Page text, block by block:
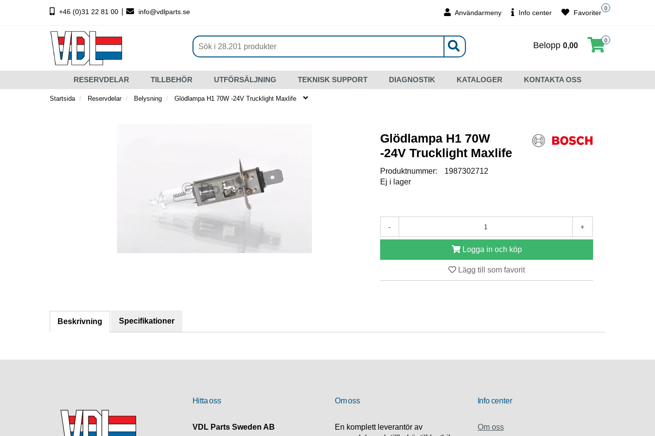
+46 (0)31 22 81 00 info@vdlparts.se Användarmeny Info center
0
Favoriter
Belopp 0,00
0
RESERVDELAR TILLBEHÖR UTFÖRSÄLJNING TEKNISK SUPPORT DIAGNOSTIK KATALOGER KONTAKTA OSS
Startsida Reservdelar Belysning Glödlampa H1 70W -24V Trucklight Maxlife
Glödlampa H1 70W
-24V Trucklight Maxlife
Produktnummer:
1987302712
Ej i lager
- +
Logga in och köp
Lägg till som favorit
Beskrivning Specifikationer
Hitta oss
VDL Parts Sweden AB
Om oss
En komplett leverantör av
Info center
Om oss